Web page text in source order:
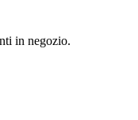
in negozio.